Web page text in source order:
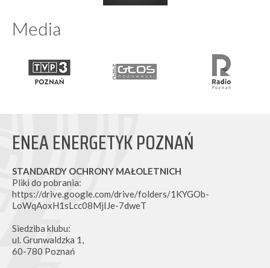
Media
ENEA ENERGETYK POZNAŃ
STANDARDY OCHRONY MAŁOLETNICH
Pliki do pobrania:
https://drive.google.com/drive/folders/1KYGOb-
LoWqAoxH1sLcc08MjIJe-7dweT
Siedziba klubu:
ul. Grunwaldzka 1,
60-780 Poznań